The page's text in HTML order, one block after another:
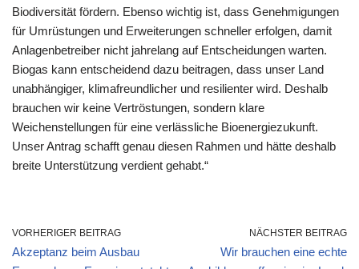
Biodiversität fördern. Ebenso wichtig ist, dass Genehmigungen
für Umrüstungen und Erweiterungen schneller erfolgen, damit
Anlagenbetreiber nicht jahrelang auf Entscheidungen warten.
Biogas kann entscheidend dazu beitragen, dass unser Land
unabhängiger, klimafreundlicher und resilienter wird. Deshalb
brauchen wir keine Vertröstungen, sondern klare
Weichenstellungen für eine verlässliche Bioenergiezukunft.
Unser Antrag schafft genau diesen Rahmen und hätte deshalb
breite Unterstützung verdient gehabt.“
VORHERIGER BEITRAG
Akzeptanz beim Ausbau
NÄCHSTER BEITRAG
Wir brauchen eine echte